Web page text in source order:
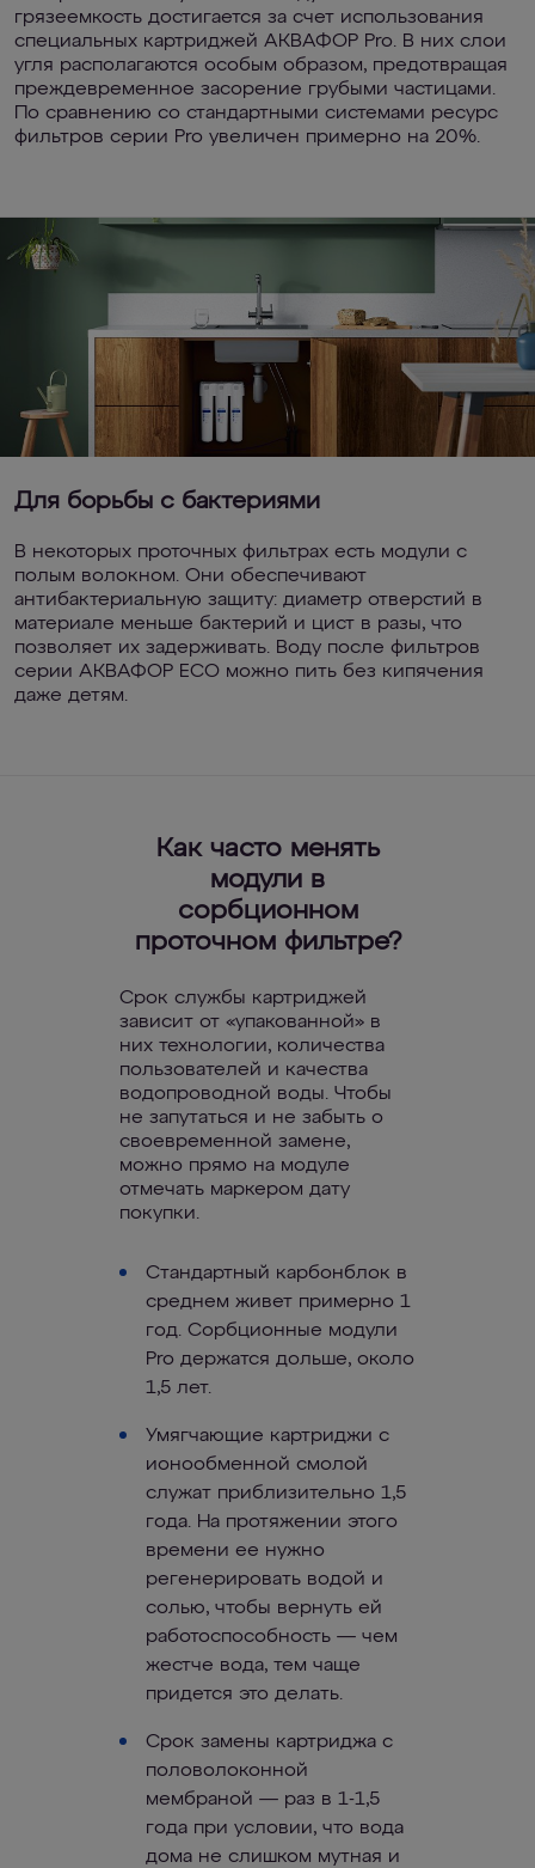
грязеемкость достигается за счет использования
специальных картриджей АКВАФОР Pro. В них слои
угля располагаются особым образом, предотвращая
преждевременное засорение грубыми частицами.
По сравнению со стандартными системами ресурс
фильтров серии Pro увеличен примерно на 20%.
Для борьбы с бактериями
В некоторых проточных фильтрах есть модули с
полым волокном. Они обеспечивают
антибактериальную защиту: диаметр отверстий в
материале меньше бактерий и цист в разы, что
позволяет их задерживать. Воду после фильтров
серии АКВАФОР ECO можно пить без кипячения
даже детям.
Как часто менять
модули в
сорбционном
проточном фильтре?
Срок службы картриджей
зависит от «упакованной» в
них технологии, количества
пользователей и качества
водопроводной воды. Чтобы
не запутаться и не забыть о
своевременной замене,
можно прямо на модуле
отмечать маркером дату
покупки.
Стандартный карбонблок в
среднем живет примерно 1
год. Сорбционные модули
Pro держатся дольше, около
1,5 лет.
Умягчающие картриджи с
ионообменной смолой
служат приблизительно 1,5
года. На протяжении этого
времени ее нужно
регенерировать водой и
солью, чтобы вернуть ей
работоспособность — чем
жестче вода, тем чаще
придется это делать.
Срок замены картриджа с
половолоконной
мембраной — раз в 1-1,5
года при условии, что вода
дома не слишком мутная и